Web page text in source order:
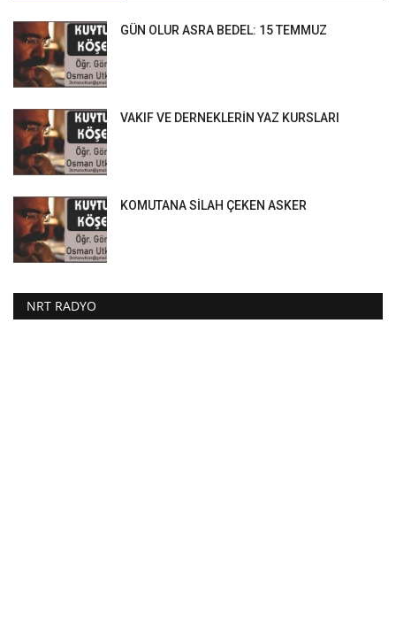
GÜN OLUR ASRA BEDEL: 15 TEMMUZ
VAKIF VE DERNEKLERİN YAZ KURSLARI
KOMUTANA SİLAH ÇEKEN ASKER
NRT RADYO